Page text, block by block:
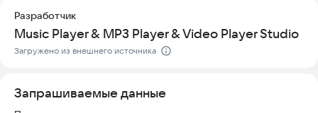
Разработчик
Music Player & MP3 Player & Video Player Studio
Загружено из внешнего источника
Запрашиваемые данные